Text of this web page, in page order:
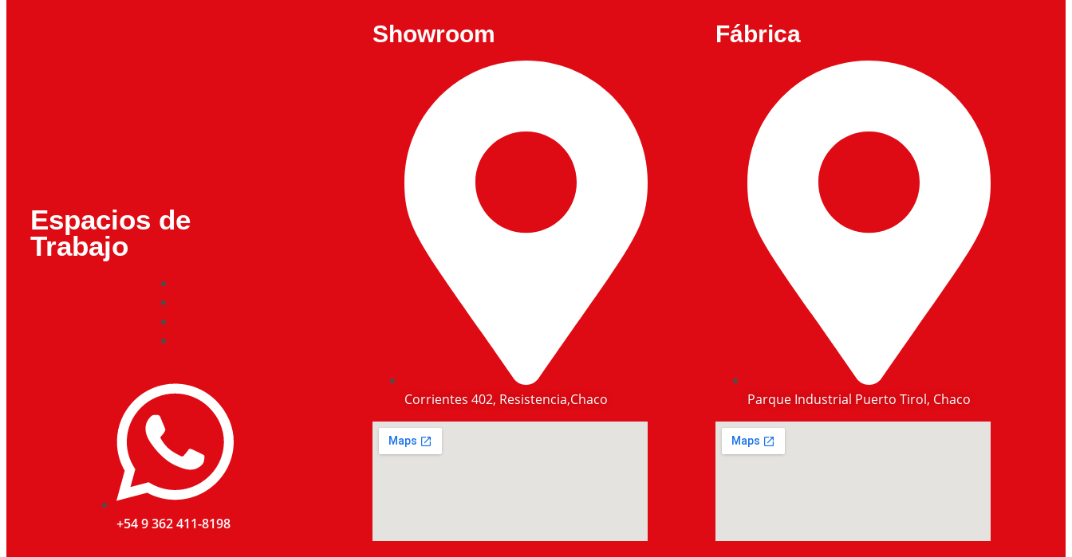
Espacios de
Trabajo
+54 9 362 411-8198
Showroom
Corrientes 402, Resistencia,Chaco
Fábrica
Parque Industrial Puerto Tirol, Chaco